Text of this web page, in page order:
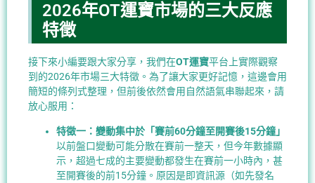
2026年OT運寶市場的三大反應
特徵
接下來小編要跟大家分享，我們在OT運寶平台上實際觀察
到的2026年市場三大特徵。為了讓大家更好記憶，這邊會用
簡短的條列式整理，但前後依然會用自然語氣串聯起來，請
放心服用：
特徵一：變動集中於「賽前60分鐘至開賽後15分鐘」
以前盤口變動可能分散在賽前一整天，但今年數據顯
示，超過七成的主要變動都發生在賽前一小時內，甚
至開賽後的前15分鐘。原因是即資訊源（如先發名